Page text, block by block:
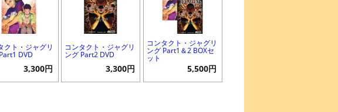
クト・ジャグリ
DVD
3,300円
コンタクト・ジャグリ
ング Part2 DVD
3,300円
コンタクト・ジャグリ
ング Part1＆2 BOXセ
ット
5,500円